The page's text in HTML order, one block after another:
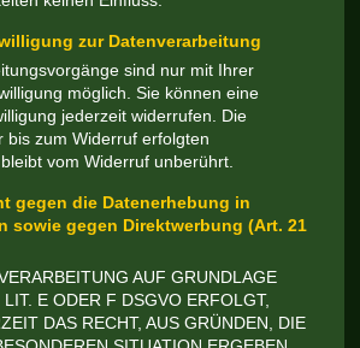
zur Datenverarbeitung
sind nur mit Ihrer
möglich. Sie können eine
jederzeit widerrufen. Die
bis zum Widerruf erfolgten
vom Widerruf unberührt.
gegen die Datenerhebung in
sowie gegen Direktwerbung (Art. 21
AUF GRUNDLAGE
E ODER F DSGVO ERFOLGT,
DAS RECHT, AUS GRÜNDEN, DIE